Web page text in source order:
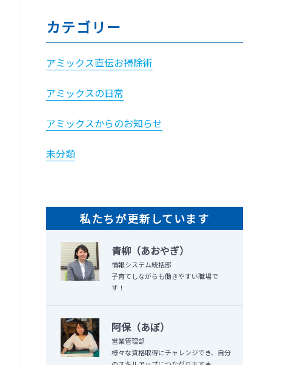
カテゴリー
アミックス直伝お掃除術
アミックスの日常
アミックスからのお知らせ
未分類
私たちが更新しています
青柳（あおやぎ）
情報システム統括部
子育てしながらも働きやすい職場で
す！
阿保（あぼ）
営業管理部
様々な資格取得にチャレンジでき、自分